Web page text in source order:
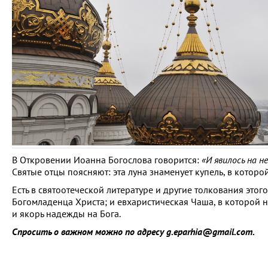
В Откровении Иоанна Богослова говорится: «И явилось на
Святые отцы поясняют: эта луна знаменует купель, в
Есть в святоотеческой литературе и другие толкования
Богомладенца Христа; и евхаристическая Чаша, в
и якорь надежды на Бога.
Спросить о важном можно по адресу g.eparhia@gmail.com.